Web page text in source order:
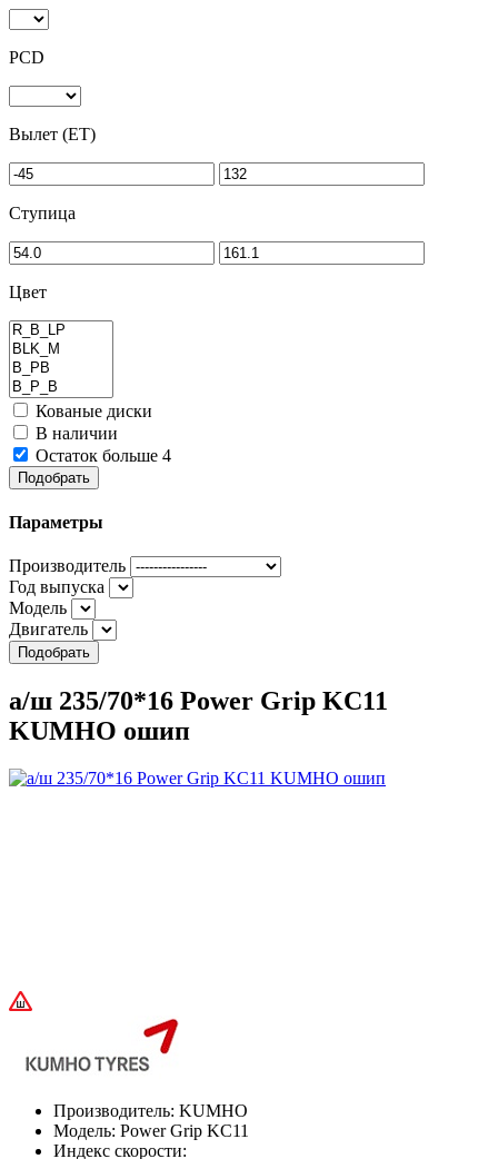
PCD
Вылет (ET)
Ступица
Цвет
Кованые диски
В наличии
Остаток больше 4
Подобрать
Параметры
Производитель
Год выпуска
Модель
Двигатель
Подобрать
а/ш 235/70*16 Power Grip KC11
KUMHO ошип
Производитель: KUMHO
Модель: Power Grip KC11
Индекс скорости: